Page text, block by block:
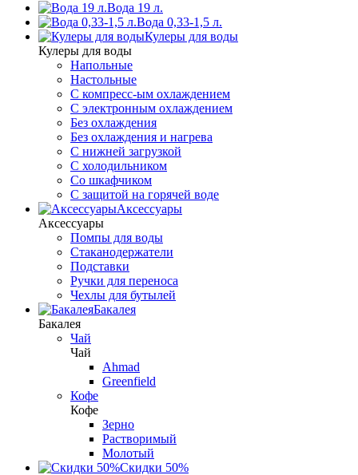
Вода 19 л.
Вода 0,33-1,5 л.
Кулеры для воды
Кулеры для воды
Напольные
Настольные
С компресс-ым охлаждением
С электронным охлаждением
Без охлаждения
Без охлаждения и нагрева
С нижней загрузкой
С холодильником
Со шкафчиком
С защитой на горячей воде
Аксессуары
Аксессуары
Помпы для воды
Стаканодержатели
Подставки
Ручки для переноса
Чехлы для бутылей
Бакалея
Бакалея
Чай
Чай
Ahmad
Greenfield
Кофе
Кофе
Зерно
Растворимый
Молотый
Скидки 50%